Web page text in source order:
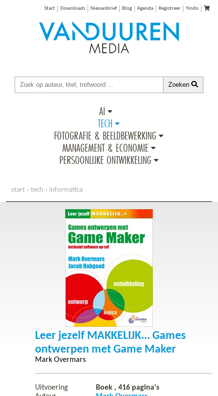
Start Downloads Nieuwsbrief Blog Agenda Registreer Yindo
Zoeken
AI
TECH
FOTOGRAFIE & BEELDBEWERKING
MANAGEMENT & ECONOMIE
PERSOONLIJKE ONTWIKKELING
start tech informatica
leer jezelf makkelijk... games ontwerpen met game maker
Leer jezelf MAKKELIJK... Games
ontwerpen met Game Maker
Mark Overmars
Uitvoering Boek , 416 pagina's